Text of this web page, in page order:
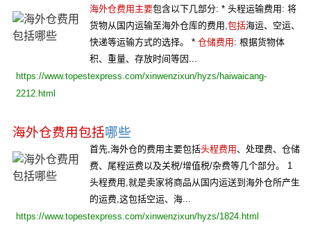
海外仓费用主要包含以下几部分: * 头程运输费用: 将
货物从国内运输至海外仓库的费用,包括海运、空运、
快递等运输方式的选择。 * 仓储费用 : 根据货物体
积、重量、存放时间等因...
https://www.topestexpress.com/xinwenzixun/hyzs/haiwaicang-
2212.html
海外仓费用包括哪些
首先,海外仓的费用主要包括头程费用、处理费、仓储
费、尾程运费以及关税/增值税/杂费等几个部分。 1
头程费用,就是卖家将商品从国内运送到海外仓所产生
的运费,这包括空运、海...
https://www.topestexpress.com/xinwenzixun/hyzs/1824.html